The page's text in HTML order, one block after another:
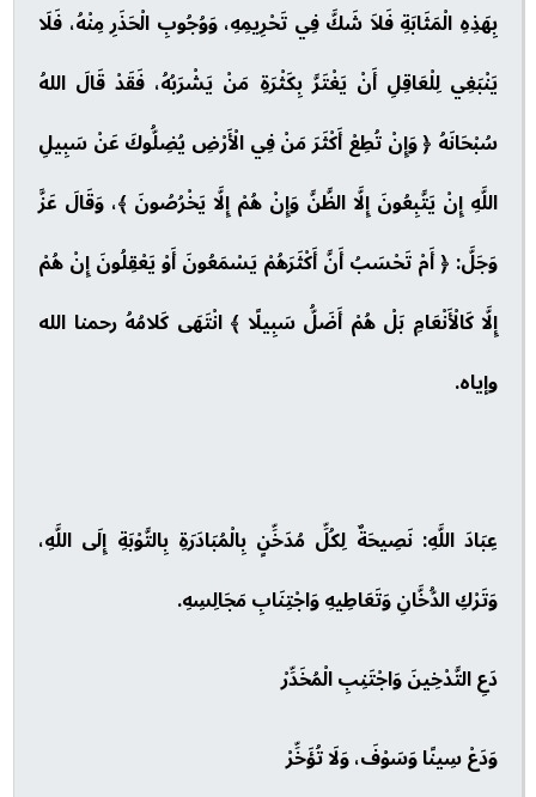
بِهَذِهِ الْمَثَابَةِ فَلاَ شَكَّ فِي تَحْرِيمِهِ، وَوُجُوبِ الْحَذَرِ مِنْهُ، فَلَا
يَنْبَغِي لِلْعَاقِلِ أَنْ يَغْتَرَّ بِكَثْرَةِ مَنْ يَشْرَبُهُ، فَقَدْ قَالَ اللهُ
سُبْحَانَهُ ﴿ وَإِنْ تُطِعْ أَكْثَرَ مَنْ فِي الْأَرْضِ يُضِلُّوكَ عَنْ سَبِيلِ
اللَّهِ إِنْ يَتَّبِعُونَ إِلَّا الظَّنَّ وَإِنْ هُمْ إِلَّا يَخْرُصُونَ ﴾، وَقَالَ عَزَّ
وَجَلَّ: ﴿ أَمْ تَحْسَبُ أَنَّ أَكْثَرَهُمْ يَسْمَعُونَ أَوْ يَعْقِلُونَ إِنْ هُمْ
إِلَّا كَالْأَنْعَامِ بَلْ هُمْ أَضَلُّ سَبِيلًا ﴾ انْتَهَى كَلامُهُ رحمنا الله
وإياه.
عِبَادَ اللَّهِ: نَصِيحَةٌ لِكُلِّ مُدَخِّنٍ بِالْمُبَادَرَةِ بِالتَّوْبَةِ إِلَى اللَّهِ،
وَتَرْكِ الدُّخَّانِ وَتَعَاطِيهِ وَاجْتِنَابِ مَجَالِسِهِ.
دَعِ التَّدْخِينَ وَاجْتَنِبِ الْمُخَدِّرْ
وَدَعْ سِينًا وَسَوْفَ، وَلَا تُؤَخِّرْ